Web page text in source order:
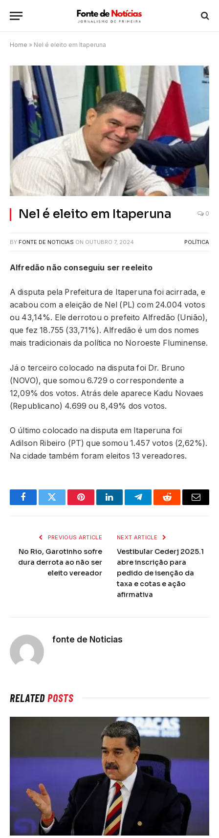
Home » Nel é eleito em Itaperuna
Nel é eleito em Itaperuna 0
BY FONTE DE NOTICIAS ON OUTUBRO 7, 2024 POLÍTICA
Alfredão não conseguiu ser reeleito
A disputa pela Prefeitura de Itaperuna foi acirrada, e
acabou com a eleição de Nel (PL) com 24.004 votos
ou 43,14%. Ele derrotou o prefeito Alfredão (União),
que fez 18.755 (33,71%). Alfredão é um dos nomes
mais tradicionais da política no Noroeste Fluminense.
Já o terceiro colocado na disputa foi Dr. Bruno
(NOVO), que somou 6.729 o correspondente a
12,09% dos votos. Atrás dele aparece Kadu Novaes
(Republicano) 4.699 ou 8,49% dos votos.
O último colocado na disputa em Itaperuna foi
Adilson Ribeiro (PT) que somou 1.457 votos (2,62%).
Na cidade também foram eleitos 13 vereadores.
FacebookTwitter PinterestLinkedInTelegramReddit Email
PREVIOUS ARTICLE
No Rio, Garotinho sofre
dura derrota ao não ser
eleito vereador
NEXT ARTICLE
Vestibular Cederj 2025.1
abre inscrição para
pedido de isenção da
taxa e cotas e ação
afirmativa
fonte de Noticias
RELATEDPOSTS